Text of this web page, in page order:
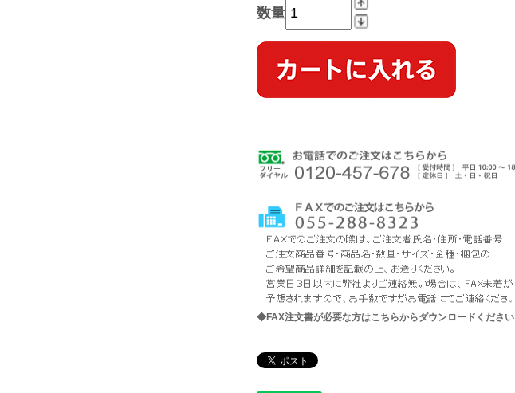
数量
◆FAX注文書が必要な方はこちらからダウンロードください